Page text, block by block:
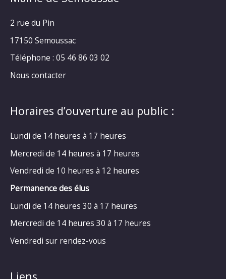
2 rue du Pin
17150 Semoussac
Téléphone : 05 46 86 03 02
Nous contacter
Horaires d’ouverture au public :
Lundi de 14 heures à 17 heures
Mercredi de 14 heures à 17 heures
Vendredi de 10 heures à 12 heures
Permanence des élus
Lundi de 14 heures 30 à 17 heures
Mercredi de 14 heures 30 à 17 heures
Vendredi sur rendez-vous